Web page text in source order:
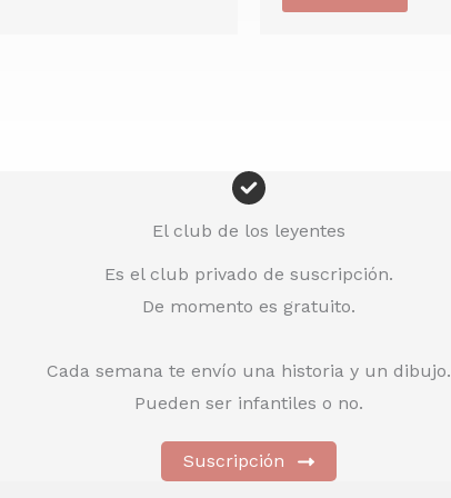
El club de los leyentes
Es el club privado de suscripción.
De momento es gratuito.
Cada semana te envío una historia y un dibujo.
Pueden ser infantiles o no.
Suscripción